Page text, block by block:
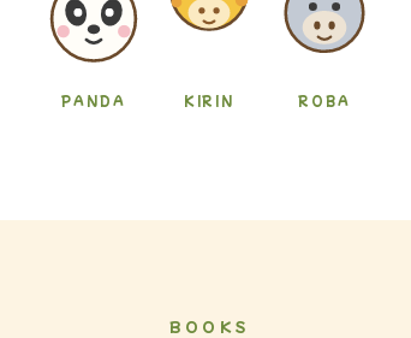
PANDA KIRIN ROBA
BOOKS